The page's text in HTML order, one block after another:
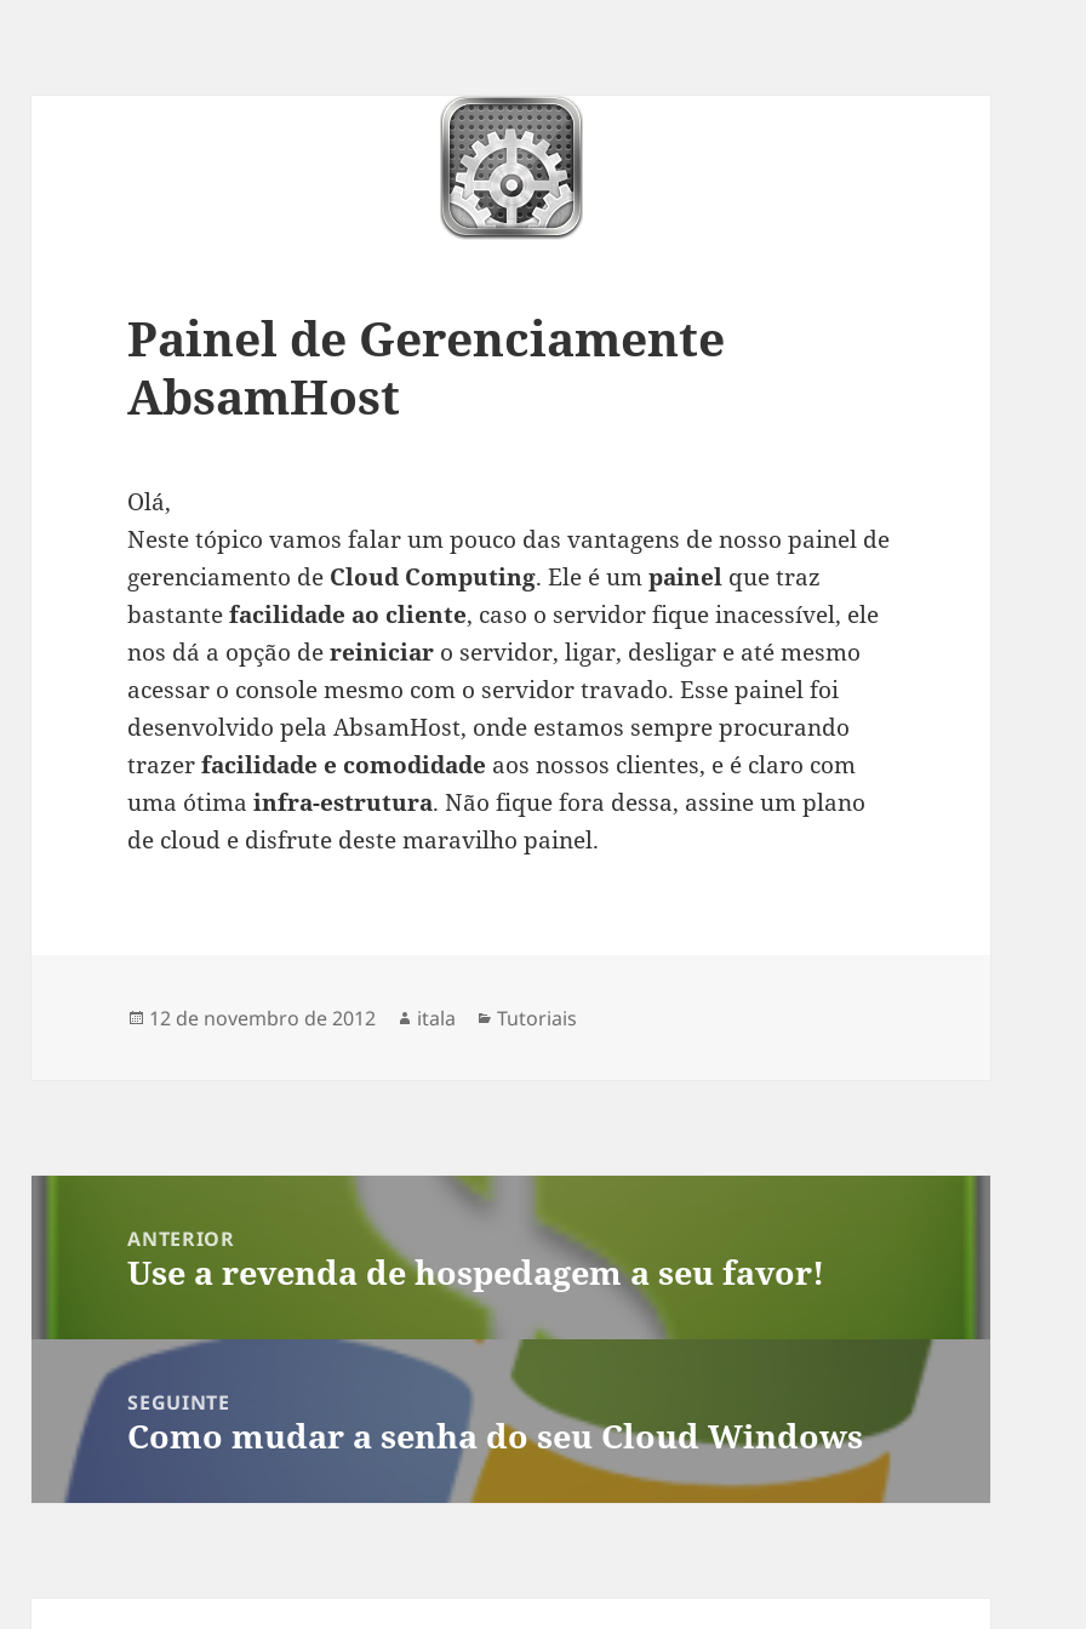
Painel de Gerenciamente
AbsamHost
Olá,
Neste tópico vamos falar um pouco das vantagens de nosso painel de
gerenciamento de Cloud Computing. Ele é umpainel que traz
bastantefacilidade ao cliente, caso o servidor fique inacessível, ele
nos dá a opção dereiniciar o servidor, ligar, desligar e até mesmo
acessar o console mesmo com o servidor travado. Esse painel foi
desenvolvido pela AbsamHost, onde estamos sempre procurando
trazerfacilidade e comodidade aos nossos clientes, e é claro com
uma ótimainfra-estrutura. Não fique fora dessa, assine um plano
de cloud e disfrute deste maravilho painel.
Publicado
12 de novembro de 2012 Autor
itala Categorias
Tutoriais
ANTERIOR
Post
Use a revenda de hospedagem a seu favor!
SEGUINTE
Próximo
Como mudar a senha do seu Cloud Windows